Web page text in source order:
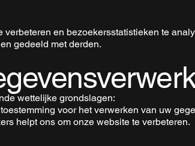
en bezoekersstatistieken te
gedeeld met derden.
wettelijke grondslagen:
voor het verwerken van uw
helpt ons om onze website te verbeteren.